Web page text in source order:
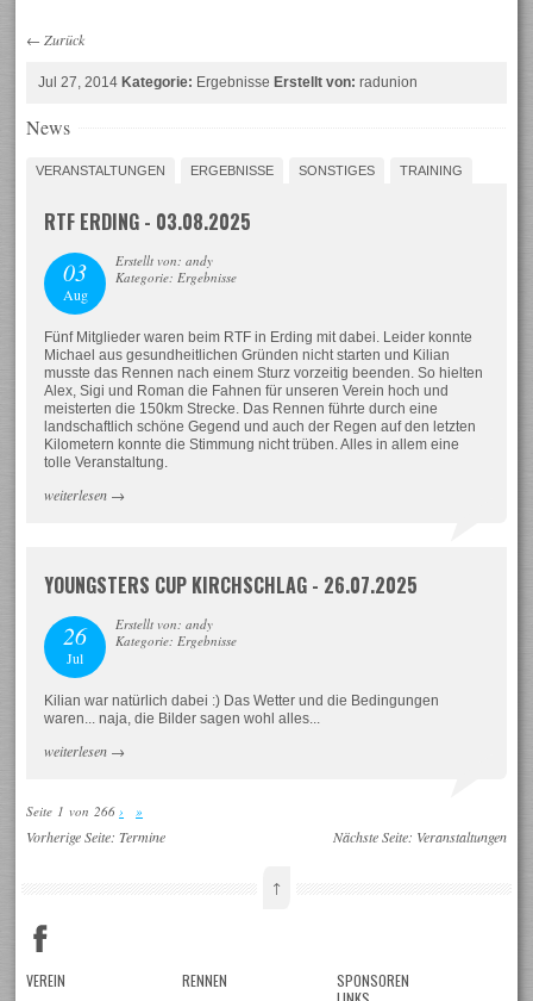
← Zurück
Jul 27, 2014Kategorie: ErgebnisseErstellt von: radunion
News
VERANSTALTUNGEN ERGEBNISSE SONSTIGES TRAINING
RTF ERDING - 03.08.2025
03
Aug
Erstellt von: andy
Kategorie: Ergebnisse
Fünf Mitglieder waren beim RTF in Erding mit dabei. Leider konnte
Michael aus gesundheitlichen Gründen nicht starten und Kilian
musste das Rennen nach einem Sturz vorzeitig beenden. So hielten
Alex, Sigi und Roman die Fahnen für unseren Verein hoch und
meisterten die 150km Strecke. Das Rennen führte durch eine
landschaftlich schöne Gegend und auch der Regen auf den letzten
Kilometern konnte die Stimmung nicht trüben. Alles in allem eine
tolle Veranstaltung.
weiterlesen →
YOUNGSTERS CUP KIRCHSCHLAG - 26.07.2025
26
Jul
Erstellt von: andy
Kategorie: Ergebnisse
Kilian war natürlich dabei :) Das Wetter und die Bedingungen
waren... naja, die Bilder sagen wohl alles...
weiterlesen →
Seite 1 von 266 › »
Vorherige Seite:Termine Nächste Seite: Veranstaltungen
↑
VEREIN RENNEN
SPONSOREN